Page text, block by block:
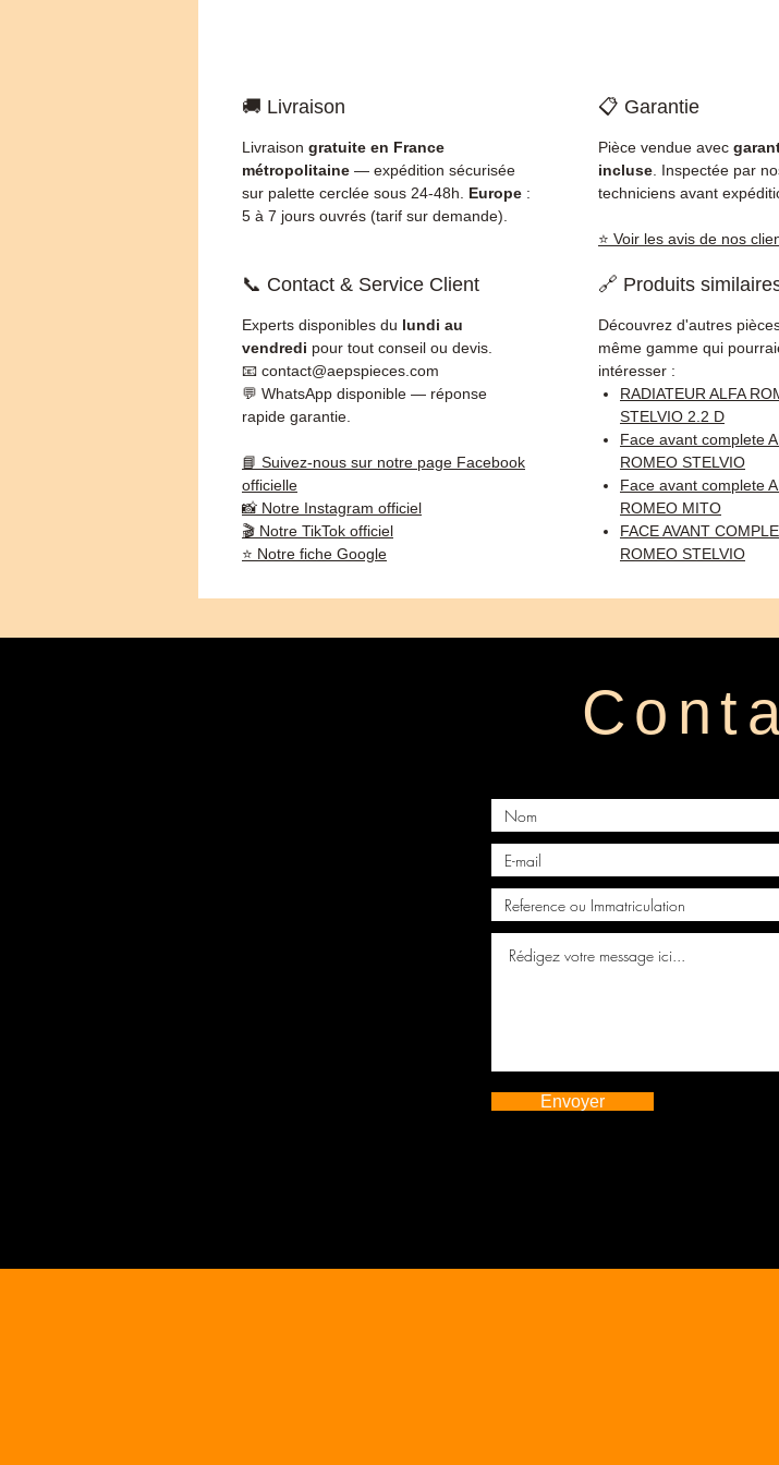
🚚 Livraison
Livraison gratuite en France
métropolitaine — expédition sécurisée
sur palette cerclée sous 24-48h. Europe :
5 à 7 jours ouvrés (tarif sur demande).
📋 Garantie
Pièce vendue avec
incluse . Inspectée par
techniciens avant
⭐ Voir les avis de nos
📞 Contact & Service Client
Experts disponibles du lundi au
vendredi pour tout conseil ou devis.
📧 contact@aepspieces.com
💬 WhatsApp disponible — réponse
rapide garantie.
📘 Suivez-nous sur notre page Facebook
officielle
📸 Notre Instagram officiel
🎬 Notre TikTok officiel
⭐ Notre fiche Google
🔗 Produits
Découvrez d'autres
même gamme qui
intéresser :
RADIATEUR ALFA
STELVIO 2.2 D
Face avant complete
ROMEO STELVIO
Face avant complete
ROMEO MITO
FACE AVANT
ROMEO STELVIO
Envoyer